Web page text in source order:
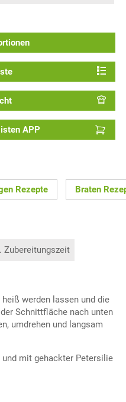
APP
Rezepte Braten
Zubereitungszeit
werden lassen und die
Schnittfläche nach unten
umdrehen und langsam
mit gehackter Petersilie